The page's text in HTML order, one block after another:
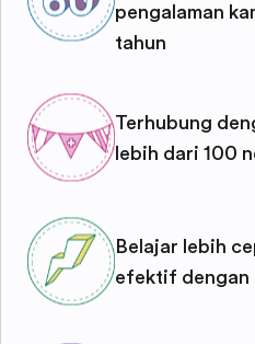
pengalaman
tahun
Terhubung
lebih dari 100
Belajar lebih
efektif dengan